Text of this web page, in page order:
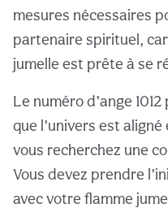
mesures nécessaires
partenaire spirituel,
jumelle est prête à se
Le numéro d’ange
que l’univers est
vous recherchez une
Vous devez prendre
avec votre flamme